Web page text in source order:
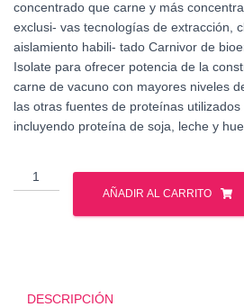
concentrado que carne y más
exclusi- vas tecnologías de extracción,
aislamiento habili- tado Carnivor de
Isolate para ofrecer potencia de la
carne de vacuno con mayores niveles
las otras fuentes de proteínas utilizados
incluyendo proteína de soja, leche y
Muscle
Meds
AÑADIR AL CARRITO
DESCRIPCIÓN